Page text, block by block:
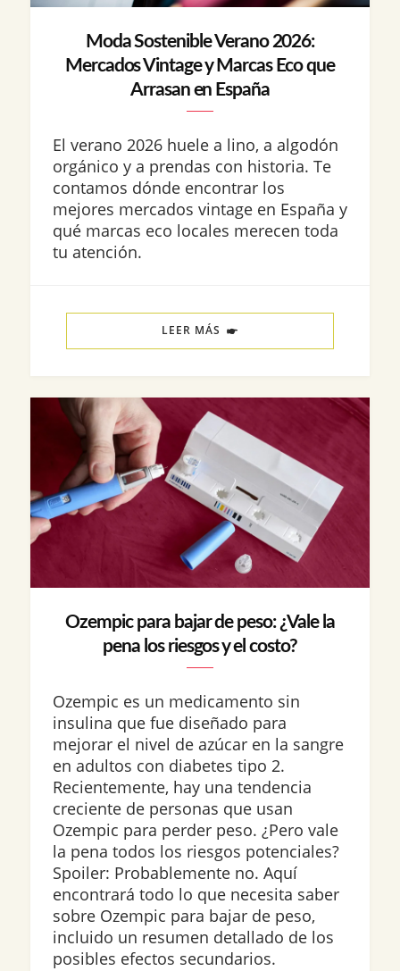
Moda Sostenible Verano 2026:
Mercados Vintage y Marcas Eco que
Arrasan en España
El verano 2026 huele a lino, a algodón
orgánico y a prendas con historia. Te
contamos dónde encontrar los
mejores mercados vintage en España y
qué marcas eco locales merecen toda
tu atención.
LEER MÁS
Ozempic para bajar de peso: ¿Vale la
pena los riesgos y el costo?
Ozempic es un medicamento sin
insulina que fue diseñado para
mejorar el nivel de azúcar en la sangre
en adultos con diabetes tipo 2.
Recientemente, hay una tendencia
creciente de personas que usan
Ozempic para perder peso. ¿Pero vale
la pena todos los riesgos potenciales?
Spoiler: Probablemente no. Aquí
encontrará todo lo que necesita saber
sobre Ozempic para bajar de peso,
incluido un resumen detallado de los
posibles efectos secundarios.